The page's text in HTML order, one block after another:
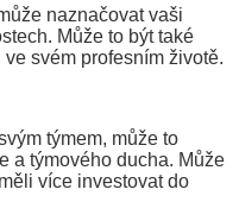
naznačovat vaši
Může to být také
svém profesním životě.
týmem, může to
a týmového ducha. Může
více investovat do